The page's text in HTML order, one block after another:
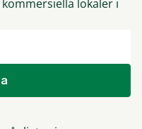
lokaler i